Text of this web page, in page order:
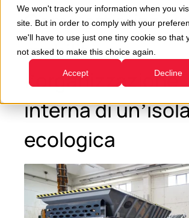
We won't track your information when you
site. But in order to comply with your
we'll have to use just one tiny cookie so that
not asked to make this choice again.
Accept Decline
Come ottimizzare
mobilità e
l’organizzazione
interna di
ecologica